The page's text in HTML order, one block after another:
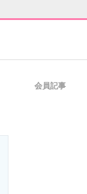
会員記事